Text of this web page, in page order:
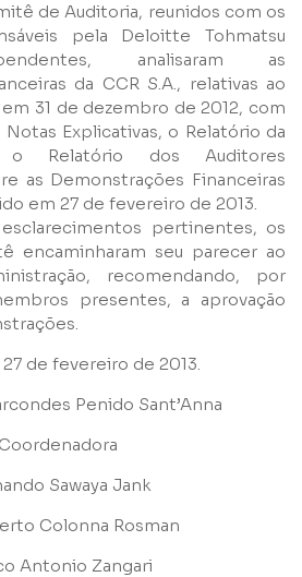
de Auditoria, reunidos com os
pela Deloitte Tohmatsu
analisaram as
da CCR S.A., relativas ao
31 de dezembro de 2012, com
Explicativas, o Relatório da
o Relatório dos Auditores
as Demonstrações Financeiras
em 27 de fevereiro de 2013.
pertinentes, os
encaminharam seu parecer ao
recomendando, por
presentes, a aprovação
27 de fevereiro de 2013.
Penido Sant’Anna
Coordenadora
Sawaya Jank
Colonna Rosman
Antonio Zangari
com os Termos de Uso